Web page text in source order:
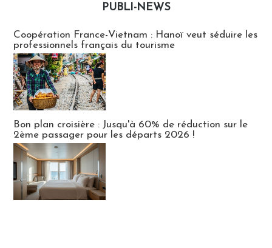
PUBLI-NEWS
Coopération France-Vietnam : Hanoï veut séduire les
professionnels français du tourisme
Bon plan croisière : Jusqu'à 60% de réduction sur le
2ème passager pour les départs 2026 !